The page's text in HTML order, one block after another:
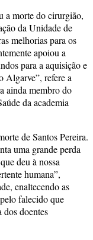
a morte do cirurgião,
da Unidade de
melhorias para os
apoiou a
para a aquisição e
Algarve”, refere a
ainda membro do
da academia
de Santos Pereira.
uma grande perda
deu à nossa
humana”,
enaltecendo as
falecido que
doentes